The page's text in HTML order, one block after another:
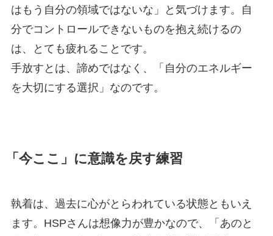
はもう自分の領域ではないな」と気づけます。自
分でコントロールできないものを抱え続けるの
は、とても疲れることです。
手放すとは、諦めではなく、「自分のエネルギー
を大切にする選択」なのです。
「今ここ」に意識を戻す練習
執着は、過去に心がとらわれている状態ともいえ
ます。HSPさんは想像力が豊かなので、「あのと